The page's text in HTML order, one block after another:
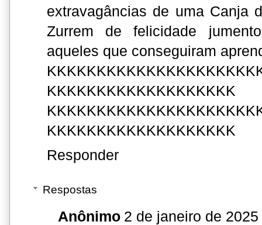
extravagâncias de uma Canja
Zurrem de felicidade
aqueles que conseguiram
KKKKKKKKKKKKKKKKKKK
KKKKKKKKKKKKKKKKKKK
Responder
Respostas
Anônimo 2 de janeiro de